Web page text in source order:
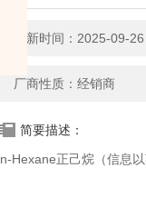
更新时间：2025-09-26
厂商性质：经销商
简要描述：
n-Hexane正己烷（信息